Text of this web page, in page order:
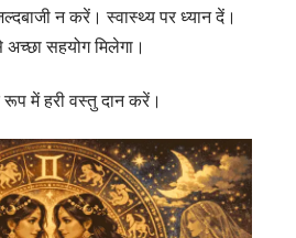
न करें। स्वास्थ्य पर ध्यान दें।
सहयोग मिलेगा।
में हरी वस्तु दान करें।